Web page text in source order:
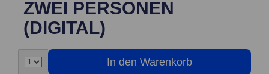
ZWEI PERSONEN
(DIGITAL)